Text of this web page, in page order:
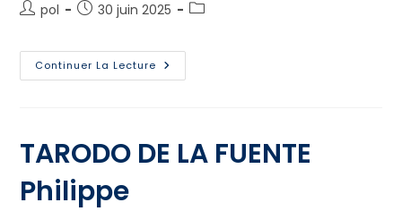
pol 30 juin 2025
Continuer La Lecture
TARODO DE LA FUENTE
Philippe